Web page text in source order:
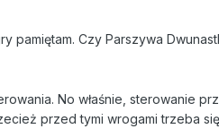
pamiętam. Czy Parszywa
No właśnie, sterowanie
przed tymi wrogami trzeba